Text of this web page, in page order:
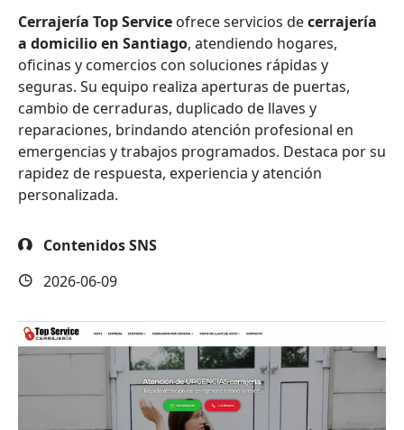
Cerrajería Top Service ofrece servicios decerrajería
a domicilio en Santiago, atendiendo hogares,
oficinas y comercios con soluciones rápidas y
seguras. Su equipo realiza aperturas de puertas,
cambio de cerraduras, duplicado de llaves y
reparaciones, brindando atención profesional en
emergencias y trabajos programados. Destaca por su
rapidez de respuesta, experiencia y atención
personalizada.
Contenidos SNS
2026-06-09